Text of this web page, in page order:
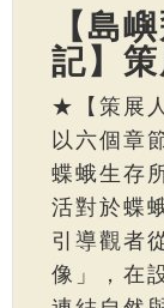
【島
記】策
★【策展
以六個章
蝶蛾生存
活對於蝶
引導觀者
像」，在